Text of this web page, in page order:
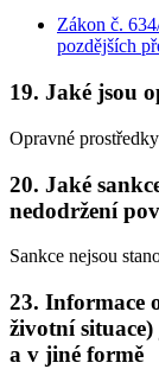
Zákon č.
pozdějších
19. Jaké jsou
Opravné
20. Jaké
nedodržení
Sankce nejsou
23. Informace
životní
a v jiné formě